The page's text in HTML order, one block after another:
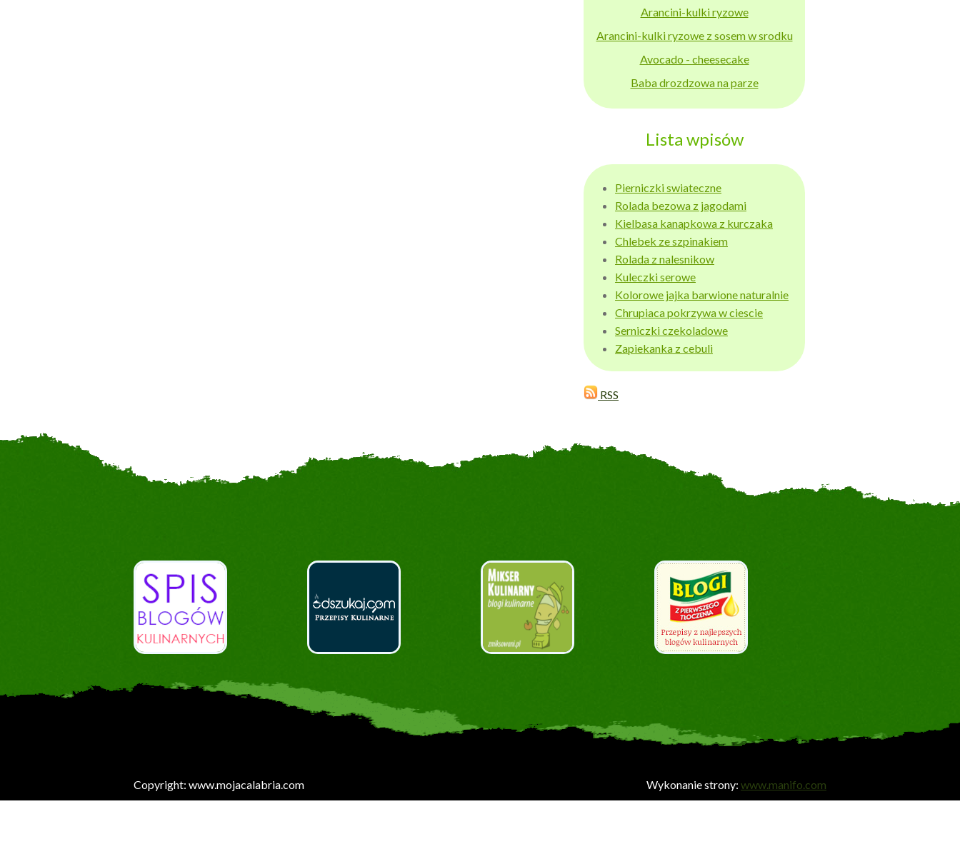
Arancini-kulki ryzowe
Arancini-kulki ryzowe z sosem w srodku
Avocado - cheesecake
Baba drozdzowa na parze
Lista wpisów
Pierniczki swiateczne
Rolada bezowa z jagodami
Kielbasa kanapkowa z kurczaka
Chlebek ze szpinakiem
Rolada z nalesnikow
Kuleczki serowe
Kolorowe jajka barwione naturalnie
Chrupiaca pokrzywa w ciescie
Serniczki czekoladowe
Zapiekanka z cebuli
RSS
Copyright: www.mojacalabria.com Wykonanie strony: www.manifo.com